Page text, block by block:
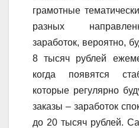
грамотные
разных
заработок, вероятно,
8 тысяч рублей
когда появятся
которые регулярно
заказы – заработок
до 20 тысяч рублей.